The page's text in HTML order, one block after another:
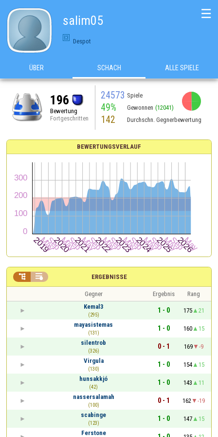
salim05
Despot
☰
ÜBER SCHACH ALLE SPIELE
196
Bewertung
Fortgeschritten
24573 Spiele
49% Gewonnen (12041)
142 Durchschn. Gegnerbewertung
BEWERTUNGSVERLAUF
ERGEBNISSE
 
Gegner Ergebnis
Rang
Kemal3
(295)
1 - 0 175
21
mayasistemas
(131)
1 - 0 160
15
silentrob
(326)
0 - 1 169
-9
Virgula
(130)
1 - 0 154
15
hunsakkjó
(42)
1 - 0 143
11
nassersalamah
(100)
0 - 1 162
-19
scabinge
(123)
1 - 0 147
15
Ferstone